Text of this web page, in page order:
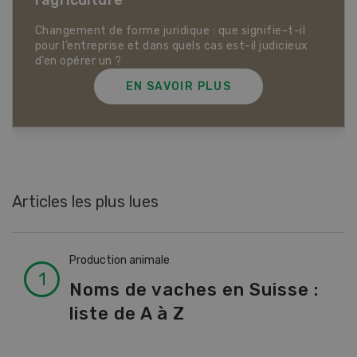
Dossier Articles biologiques
EN SAVOIR PLUS
Articles les plus lues
Production animale
Noms de vaches en Suisse :
liste de A à Z